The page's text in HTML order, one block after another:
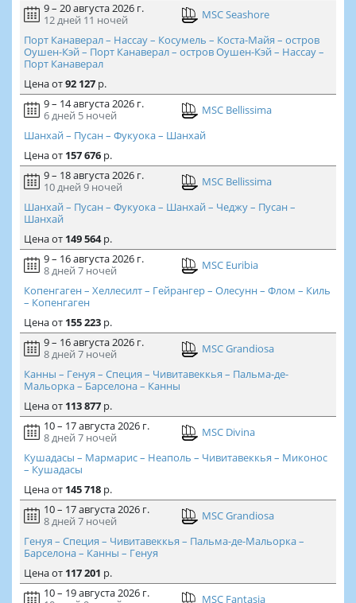
9 – 20 августа 2026 г.
12 дней 11 ночей
MSC Seashore
Порт Канаверал – Нассау – Косумель – Коста-Майя – остров
Оушен-Кэй – Порт Канаверал – остров Оушен-Кэй – Нассау –
Порт Канаверал
Ценаот92 127р.
9 – 14 августа 2026 г.
6 дней 5 ночей
MSC Bellissima
Шанхай – Пусан – Фукуока – Шанхай
Ценаот 157 676р.
9 – 18 августа 2026 г.
10 дней 9 ночей
MSC Bellissima
Шанхай – Пусан – Фукуока – Шанхай – Чеджу – Пусан –
Шанхай
Ценаот 149 564р.
9 – 16 августа 2026 г.
8 дней 7 ночей
MSC Euribia
Копенгаген – Хеллесилт – Гейрангер – Олесунн – Флом – Киль
– Копенгаген
Ценаот 155 223р.
9 – 16 августа 2026 г.
8 дней 7 ночей
MSC Grandiosa
Канны – Генуя – Специя – Чивитавеккья – Пальма-де-
Мальорка – Барселона – Канны
Ценаот 113 877р.
10 – 17 августа 2026 г.
8 дней 7 ночей
MSC Divina
Кушадасы – Мармарис – Неаполь – Чивитавеккья – Миконос
– Кушадасы
Ценаот 145 718р.
10 – 17 августа 2026 г.
8 дней 7 ночей
MSC Grandiosa
Генуя – Специя – Чивитавеккья – Пальма-де-Мальорка –
Барселона – Канны – Генуя
Ценаот 117 201 р.
10 – 19 августа 2026 г.
MSC Fantasia